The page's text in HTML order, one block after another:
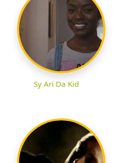
Sy Ari Da Kid